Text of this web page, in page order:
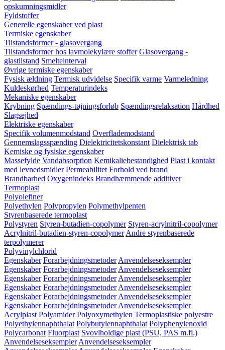
opskumningsmidler
Fyldstoffer
Generelle egenskaber ved plast
Termiske egenskaber
Tilstandsformer - glasovergang
Tilstandsformer hos lavmolekylære stoffer Glasovergang -
glastilstand Smelteinterval
Øvrige termiske egenskaber
Fysisk ældning Termisk udvidelse Specifik varme Varmeledning
Kuldeskørhed Temperaturindeks
Mekaniske egenskaber
Krybning Spændings-tøjningsforløb Spændingsrelaksation Hårdhed
Slagsejhed
Elektriske egenskaber
Specifik volumenmodstand Overflademodstand
Gennemslagsspænding Dielektricitetskonstant Dielektrisk tab
Kemiske og fysiske egenskaber
Massefylde Vandabsorption Kemikaliebestandighed Plast i kontakt
med levnedsmidler Permeabilitet Forhold ved brand
Brandbarhed Oxygenindeks Brandhæmmende additiver
Termoplast
Polyolefiner
Polyethylen Polypropylen Polymethylpenten
Styrenbaserede termoplast
Polystyren Styren-butadien-copolymer Styren-acrylnitril-copolymer
Acrylnitril-butadien-styren-copolymer Andre styrenbaserede
terpolymerer
Polyvinylchlorid
Egenskaber Forarbejdningsmetoder Anvendelseseksempler
Egenskaber Forarbejdningsmetoder Anvendelseseksempler
Egenskaber Forarbejdningsmetoder Anvendelseseksempler
Egenskaber Forarbejdningsmetoder Anvendelseseksempler
Egenskaber Forarbejdningsmetoder Anvendelseseksempler
Egenskaber Forarbejdningsmetoder Anvendelseseksempler
Acrylplast Polyamider Polyoxymethylen Termoplastiske polyestre
Polyethylennaphthalat Polybutylennaphthalat Polyphenylenoxid
Polycarbonat Fluorplast Svovlholdige plast (PSU, PAS m.fl.)
Anvendelseseksempler Anvendelseseksempler